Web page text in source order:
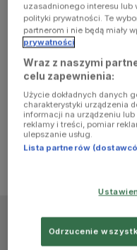
browser
console for
more
information)
uzasadnionego interesu lub
polityki prywatności. Te
partnerom i nie będą miały
prywatności
Wraz z naszymi
celu zapewnienia:
Użycie dokładnych danych
charakterystyki urządzenia
informacji na urządzeniu
reklamy i treści, pomiar
ulepszanie usług.
Lista partnerów
Odrzucenie